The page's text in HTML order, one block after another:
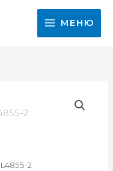
МЕНЮ
2